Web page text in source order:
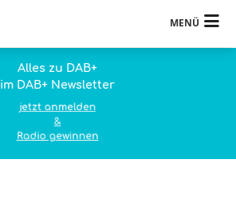
MENÜ
Alles zu DAB+
im DAB+ Newsletter
jetzt anmelden
&
Radio gewinnen